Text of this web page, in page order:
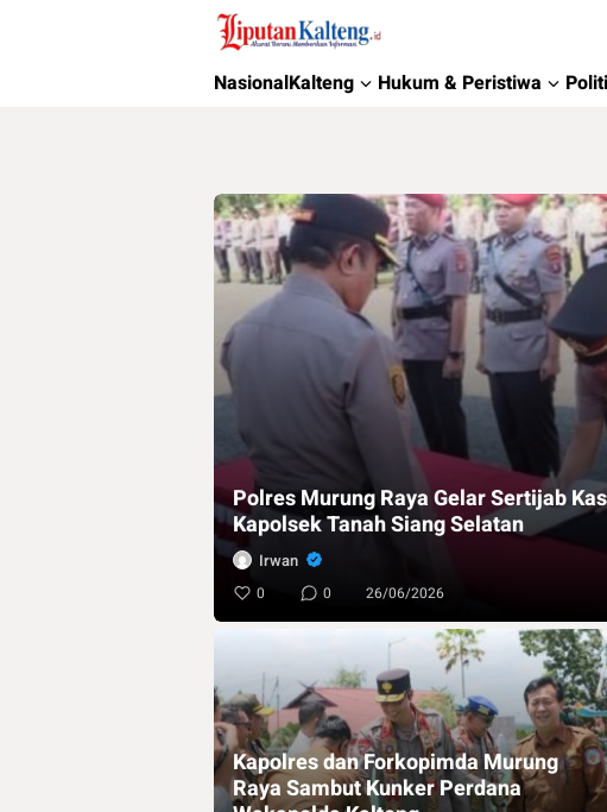
Liputan Kalteng
Akurat, Terpercaya & Independent
NasionalKalteng Hukum & Peristiwa
Polres Murung Raya Gelar Sertijab
Kapolsek Tanah Siang Selatan
Irwan
0 0 26/06/2026
Kapolres dan Forkopimda Murung
Raya Sambut Kunker Perdana